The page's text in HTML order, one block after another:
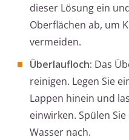
dieser Lösung ein
Oberflächen ab, um
vermeiden.
Überlaufloch: Das
reinigen. Legen Sie
Lappen hinein und
einwirken. Spülen
Wasser nach.